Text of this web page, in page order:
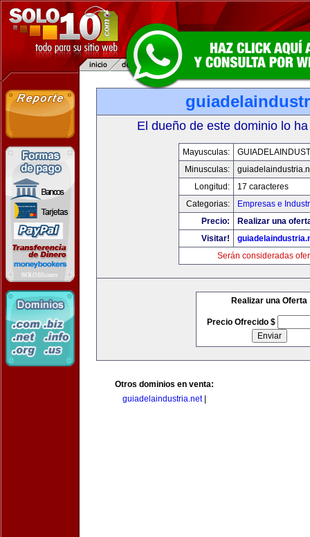
El dueño de este dominio lo
Mayusculas:
Minusculas:
Longitud:
17 caracteres
Categorias:
Empresas e
Precio:
Realizar una
Visitar!
Serán consideradas
Realizar una Oferta
Precio Ofrecido $
Otros dominios en venta:
guiadelaindustria.net|